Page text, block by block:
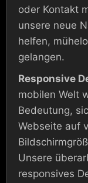
oder Kontakt
unsere neue
helfen,
gelangen.
Responsive
mobilen Welt
Bedeutung,
Webseite auf
Unsere
responsives